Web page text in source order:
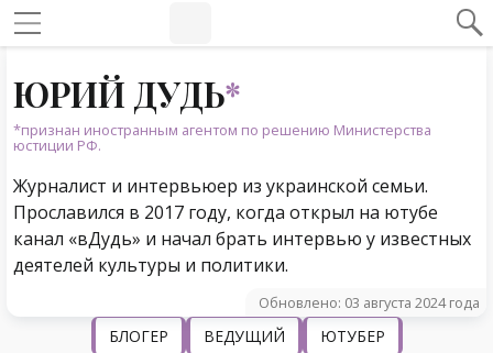
ЮРИЙ ДУДЬ*
Журналист и интервьюер из украинской семьи.
Прославился в 2017 году, когда открыл на ютубе
канал «вДудь» и начал брать интервью у известных
деятелей культуры и политики.
*признан иностранным агентом по решению Министерства
юстиции РФ.
Обновлено: 03 августа 2024 года
БЛОГЕР ВЕДУЩИЙ ЮТУБЕР